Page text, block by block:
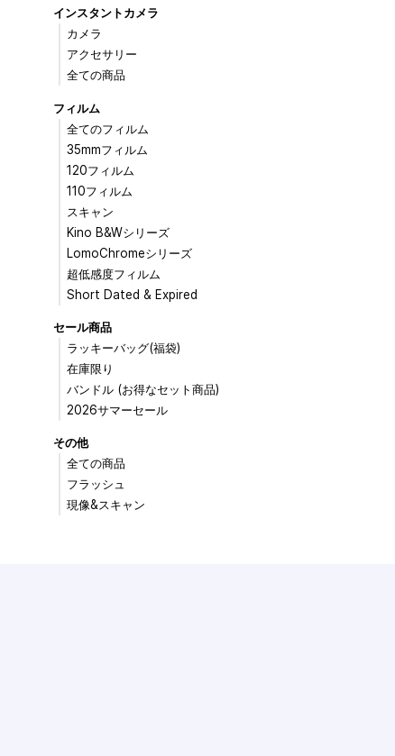
インスタントカメラ
カメラ
アクセサリー
全ての商品
フィルム
全てのフィルム
35mmフィルム
120フィルム
110フィルム
スキャン
Kino B&Wシリーズ
LomoChromeシリーズ
超低感度フィルム
Short Dated & Expired
セール商品
ラッキーバッグ(福袋)
在庫限り
バンドル (お得なセット商品)
2026サマーセール
その他
全ての商品
フラッシュ
現像&スキャン